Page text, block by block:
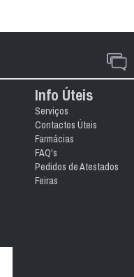
Info Úteis
Serviços
Contactos Úteis
Farmácias
FAQ's
Pedidos de Atestados
Feiras